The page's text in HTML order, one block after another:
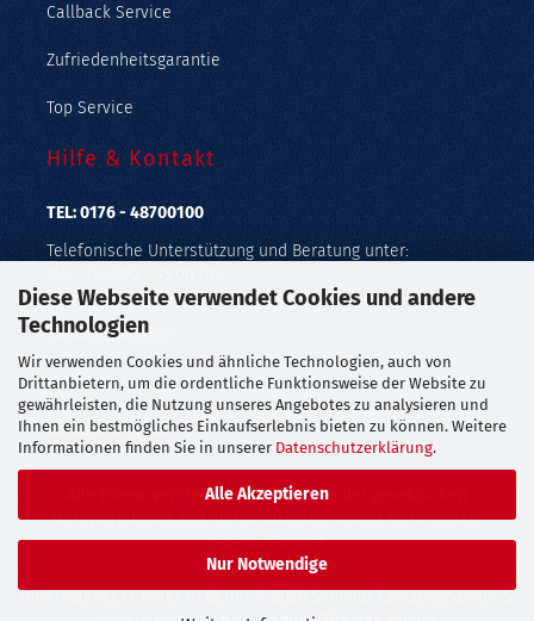
Diese Webseite verwendet Cookies und andere
Technologien
Wir verwenden Cookies und ähnliche Technologien, auch von
Drittanbietern, um die ordentliche Funktionsweise der Website zu
gewährleisten, die Nutzung unseres Angebotes zu analysieren und
Ihnen ein bestmögliches Einkaufserlebnis bieten zu können. Weitere
Informationen finden Sie in unserer Datenschutzerklärung.
Alle Akzeptieren
Nur Notwendige
Callback Service
Zufriedenheitsgarantie
Top Service
Hilfe & Kontakt
TEL: 0176 - 48700100
Telefonische Unterstützung und Beratung unter:
Geprüfter Online Shop mit Geld-zurück-Garantie.
Callback Service
Merkzettel
Kontaktformular
Alle Preise verstehen sich inklusive der gesetzlichen
Mehrwertsteuer, zzgl.Versandkostensoweit nicht anders
gekennzeichnet.
Ihr Anhaenger Center in Berlin© 2026 Schmidt Fahrzeughandel &